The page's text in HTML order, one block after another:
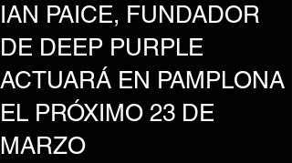
IAN PAICE, FUNDADOR
DE DEEP PURPLE
ACTUARÁ EN PAMPLONA
EL PRÓXIMO 23 DE
MARZO